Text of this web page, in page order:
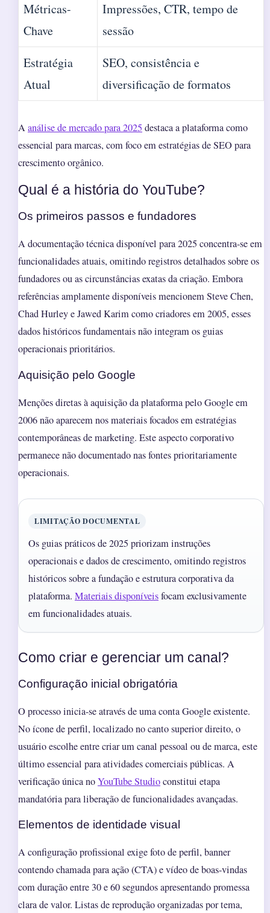
Métricas-
Chave
Impressões, CTR, tempo de
sessão
Estratégia
Atual
SEO, consistência e
diversificação de formatos
Aanálise de mercado para 2025 destaca a plataforma como
essencial para marcas, com foco em estratégias de SEO para
crescimento orgânico.
Qual é a história do YouTube?
Os primeiros passos e fundadores
A documentação técnica disponível para 2025 concentra-se em
funcionalidades atuais, omitindo registros detalhados sobre os
fundadores ou as circunstâncias exatas da criação. Embora
referências amplamente disponíveis mencionem Steve Chen,
Chad Hurley e Jawed Karim como criadores em 2005, esses
dados históricos fundamentais não integram os guias
operacionais prioritários.
Aquisição pelo Google
Menções diretas à aquisição da plataforma pelo Google em
2006 não aparecem nos materiais focados em estratégias
contemporâneas de marketing. Este aspecto corporativo
permanece não documentado nas fontes prioritariamente
operacionais.
LIMITAÇÃO DOCUMENTAL
Os guias práticos de 2025 priorizam instruções
operacionais e dados de crescimento, omitindo registros
históricos sobre a fundação e estrutura corporativa da
plataforma. Materiais disponíveisfocam exclusivamente
em funcionalidades atuais.
Como criar e gerenciar um canal?
Configuração inicial obrigatória
O processo inicia-se através de uma conta Google existente.
No ícone de perfil, localizado no canto superior direito, o
usuário escolhe entre criar um canal pessoal ou de marca, este
último essencial para atividades comerciais públicas. A
verificação única noYouTube Studioconstitui etapa
mandatória para liberação de funcionalidades avançadas.
Elementos de identidade visual
A configuração profissional exige foto de perfil, banner
contendo chamada para ação (CTA) e vídeo de boas-vindas
com duração entre 30 e 60 segundos apresentando promessa
clara de valor. Listas de reprodução organizadas por tema,